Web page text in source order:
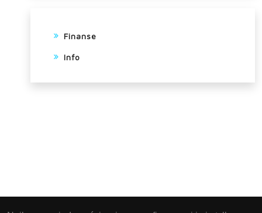
Finanse
Info